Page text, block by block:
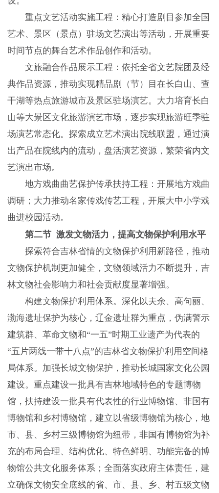
重点文艺活动实施工程：精心打造剧目参加全国
艺术、景区（景点）驻场文艺演出等活动，开展重要
时间节点的舞台艺术作品创作和活动。
文旅融合作品展示工程：依托全省文艺院团及经
典作品资源，推动实现精品剧（节）目在长白山、查
干湖等热点旅游城市及景区驻场演艺。大力培育长白
山等大景区文化旅游演艺市场，逐步实现旅游旺季驻
场演艺常态化。探索成立艺术演出院线联盟，通过演
出产品在院线内的流动，盘活演艺资源，繁荣省内文
艺演出市场。
地方戏曲曲艺保护传承扶持工程：开展地方戏曲
调研；大力推动名家传戏传艺工程，开展大中小学戏
曲进校园活动。
第二节 激发文物活力，提高文物保护利用水平
探索符合吉林省情的文物保护利用新路径，推动
文物保护机制更加健全，文物领域活力不断提升，吉
林文物社会影响力和社会贡献度显著增强。
构建文物保护利用体系。深化以夫余、高句丽、
渤海遗址保护为核心，辽金遗址群为重点，伪满警示
建筑群、革命文物和“一五”时期工业遗产为代表的
“五片两线一带十八点”的吉林省文物保护利用空间格
局体系。加强长城文物保护，推动长城国家文化公园
建设。重点建设一批具有吉林地域特色的专题博物
馆，扶持建设一批具有代表性的行业博物馆、非国有
博物馆和乡村博物馆，建立以省级博物馆为核心，地
市、县、乡村三级博物馆为纽带，非国有博物馆为补
充的布局合理、结构优化、特色鲜明、功能完备的博
物馆公共文化服务体系；全面落实政府主体责任，建
立确保文物安全底线的省、市、县、乡、村五级文物